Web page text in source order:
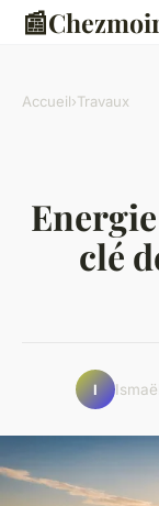
📰
Accueil›Travaux
clé
I Ismaël